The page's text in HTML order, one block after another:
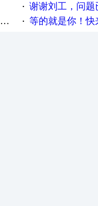
· 谢谢刘工，问题
· 等的就是你！快来